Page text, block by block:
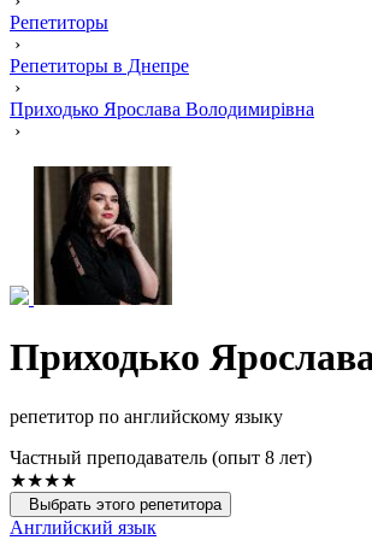
Репетиторы
›
Репетиторы в Днепре
›
Приходько Ярослава Володимирівна
›
Приходько
репетитор по английскому языку
Частный преподаватель (опыт 8 лет)
★★★★
Выбрать этого репетитора
Английский язык